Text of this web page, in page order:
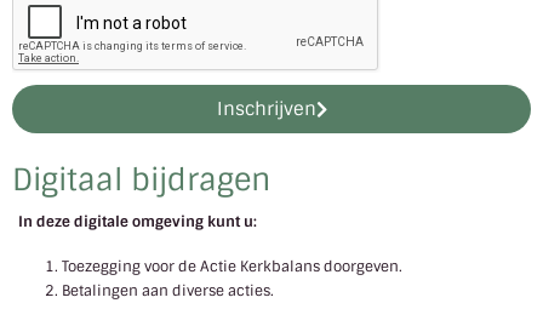
Digitaal bijdragen
In deze digitale omgeving kunt u:
Toezegging voor de Actie Kerkbalans doorgeven.
Betalingen aan diverse acties.
Inschrijven